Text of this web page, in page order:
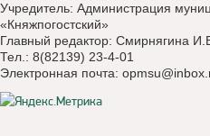
Учредитель: Администрация
«Княжпогостский»
Главный редактор: Смирнягина
Тел.: 8(82139) 23-4-01
Электронная почта: